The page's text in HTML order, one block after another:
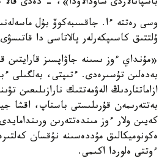
باسپانالاردى ساۋدالاۋدا»، - دەدى
وسى رەتتە ءا. جاقسىبەكوۆ بۇل
ۇلتتىق كاسىپكەرلەر پالاتاسى دا
«مۇنداي ءوز ىسىنە جاۋاپسىز قارايتىن
بەدەلىن تۇسىرەدى. ءتىپتى، بەلگىلى
ازاماتتاردىڭ الەۋمەتتىك نارازىلىعىن
بەتتەرىمەن قۇرىلىستى باستاپ، اقشا
كەيىن ولار ءوز مىندەتتەرىن
ەكونوميكالىق مۇددەسىنە نۇقسان
ءوتتى ەلوردا اكىمى.